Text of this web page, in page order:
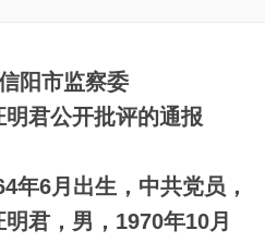
阳市监察委
君公开批评的通报
年6月出生，中共党员，
君，男，1970年10月